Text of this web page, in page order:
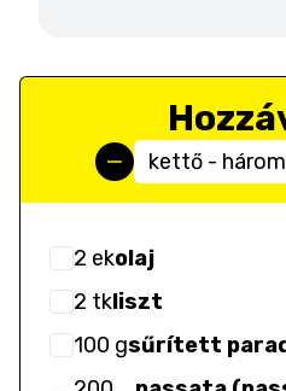
kettő -
2 ekolaj
2 tkliszt
100 gsűrített